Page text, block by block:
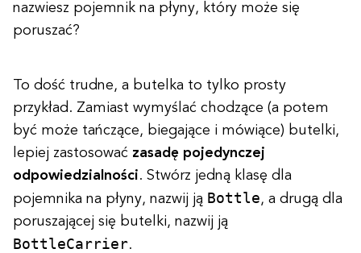
nazwiesz pojemnik na płyny, który może się
poruszać?
To dość trudne, a butelka to tylko prosty
przykład. Zamiast wymyślać chodzące (a potem
być może tańczące, biegające i mówiące) butelki,
lepiej zastosować zasadę pojedynczej
odpowiedzialności. Stwórz jedną klasę dla
pojemnika na płyny, nazwij ją Bottle, a drugą dla
poruszającej się butelki, nazwij ją
BottleCarrier.